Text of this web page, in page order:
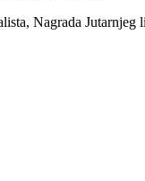
Nagrada